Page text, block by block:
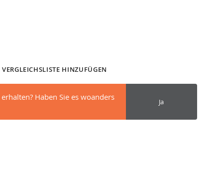
HINZUFÜGEN
Haben Sie es woanders Ja